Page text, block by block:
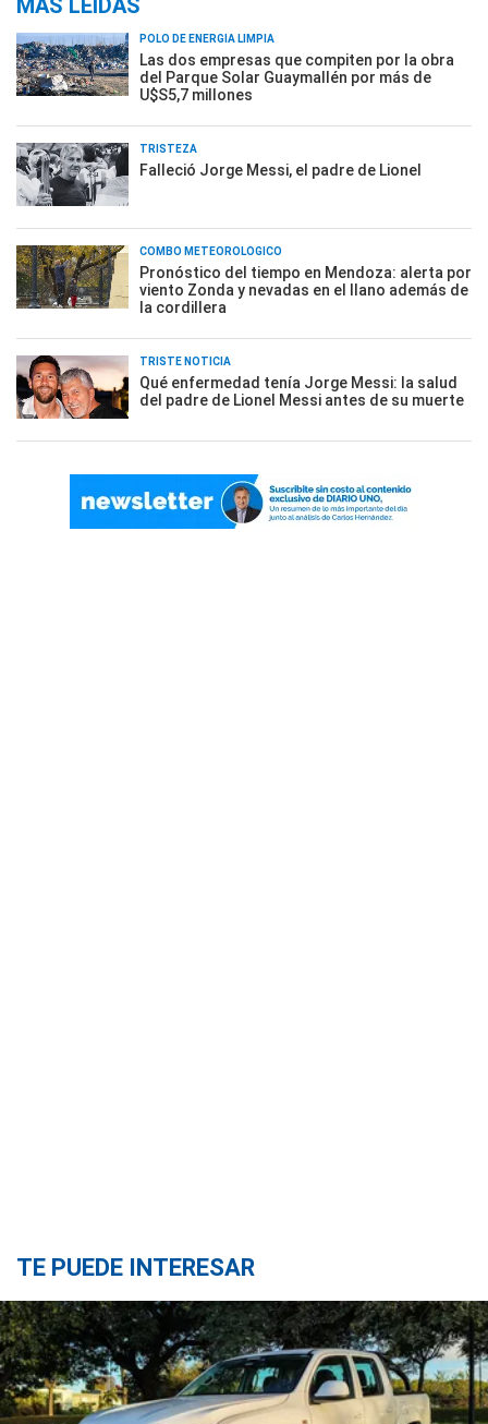
MÁS LEÍDAS
POLO DE ENERGÍA LIMPIA
Las dos empresas que compiten por la obra
del Parque Solar Guaymallén por más de
U$S5,7 millones
TRISTEZA
Falleció Jorge Messi, el padre de Lionel
COMBO METEOROLÓGICO
Pronóstico del tiempo en Mendoza: alerta por
viento Zonda y nevadas en el llano además de
la cordillera
TRISTE NOTICIA
Qué enfermedad tenía Jorge Messi: la salud
del padre de Lionel Messi antes de su muerte
TE PUEDE INTERESAR